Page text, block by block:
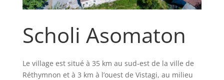
Scholi Asomaton
Le village est situé à 35 km au sud-est de la ville de
Réthymnon et à 3 km à l’ouest de Vistagi, au milieu